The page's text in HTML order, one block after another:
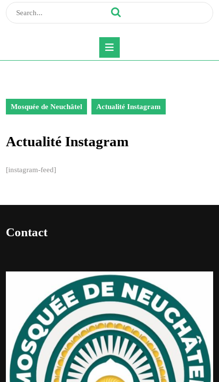
Mosquée de Neuchâtel Actualité Instagram
Actualité Instagram
[instagram-feed]
Contact